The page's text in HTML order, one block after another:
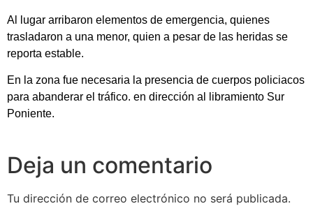
Al lugar arribaron elementos de emergencia, quienes
trasladaron a una menor, quien a pesar de las heridas se
reporta estable.
En la zona fue necesaria la presencia de cuerpos policiacos
para abanderar el tráfico. en dirección al libramiento Sur
Poniente.
Deja un comentario
Tu dirección de correo electrónico no será publicada.